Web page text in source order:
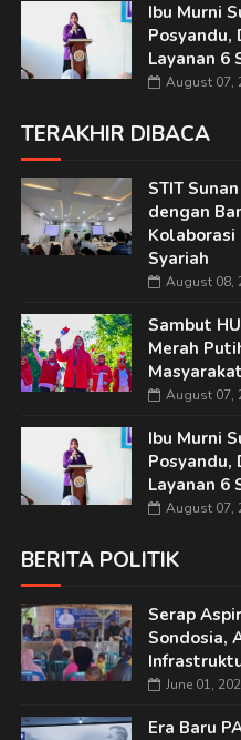
Ibu Murni
Posyandu,
Layanan 6
August 07,
TERAKHIR DIBACA
STIT
dengan
Kolaborasi
Syariah
August 08,
Sambut
Merah
August 07,
Ibu Murni
Posyandu,
Layanan 6
August 07,
BERITA POLITIK
Serap
Sondosia,
June 01,
Era Baru